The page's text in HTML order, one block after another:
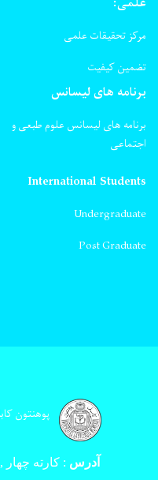
مرکز تحقیقات علمی
تضمین کیفیت
برنامه های لیسانس
برنامه های لیسانس علوم طبعی و
اجتماعی
International Students
Undergraduate
Post Graduate
پوهنتون
آدرس : کارته چهار